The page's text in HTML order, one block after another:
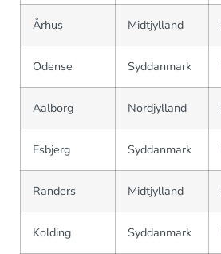
Århus Midtjylland
Odense Syddanmark
Aalborg Nordjylland
Esbjerg Syddanmark
Randers Midtjylland
Kolding Syddanmark